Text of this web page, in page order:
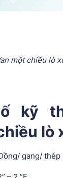
một chiều lò
kỹ
lò
gang/ thép